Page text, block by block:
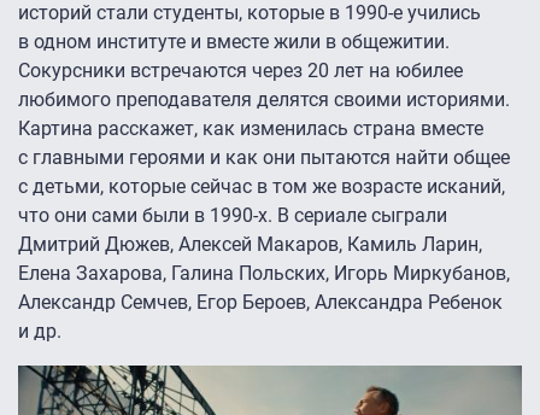
историй стали студенты, которые в 1990-е учились
в одном институте и вместе жили в общежитии.
Сокурсники встречаются через 20 лет на юбилее
любимого преподавателя делятся своими историями.
Картина расскажет, как изменилась страна вместе
с главными героями и как они пытаются найти общее
с детьми, которые сейчас в том же возрасте исканий,
что они сами были в 1990-х. В сериале сыграли
Дмитрий Дюжев, Алексей Макаров, Камиль Ларин,
Елена Захарова, Галина Польских, Игорь Миркубанов,
Александр Семчев, Егор Бероев, Александра Ребенок
и др.